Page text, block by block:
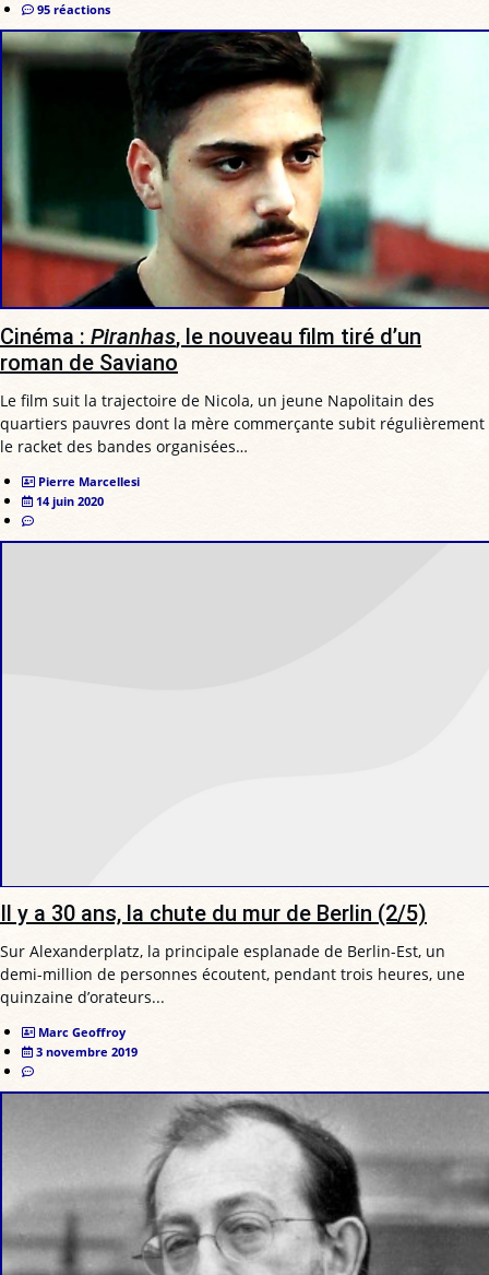
95 réactions
Cinéma : Piranhas, le nouveau film tiré d’un
roman de Saviano
Le film suit la trajectoire de Nicola, un jeune Napolitain des
quartiers pauvres dont la mère commerçante subit régulièrement
le racket des bandes organisées…
Pierre Marcellesi
14 juin 2020
Il y a 30 ans, la chute du mur de Berlin (2/5)
Sur Alexanderplatz, la principale esplanade de Berlin-Est, un
demi-million de personnes écoutent, pendant trois heures, une
quinzaine d’orateurs...
Marc Geoffroy
3 novembre 2019